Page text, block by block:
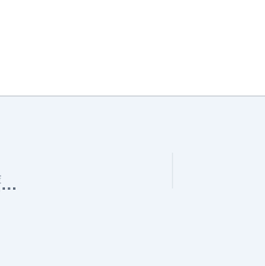
河南禹州發布疫情防控時JIUYI俱意室內設計代醫療辦事保證任務的告訴